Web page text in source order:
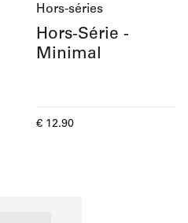
Hors-séries
Hors-Série -
Minimal
Current price
€ 12.90